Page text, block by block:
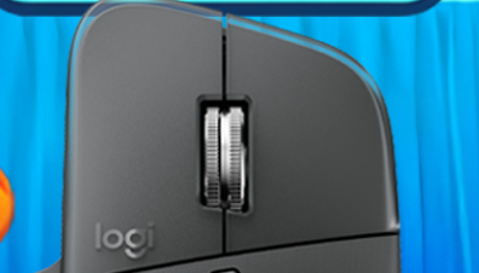
Ampère
jamais atteintes
des rendements
au coeur de cette
une expérience de jeu
3000 sont tout
Fiche technique
Marque du chipset
Puce graphique
Fréquence du chipset
Unités de calcul